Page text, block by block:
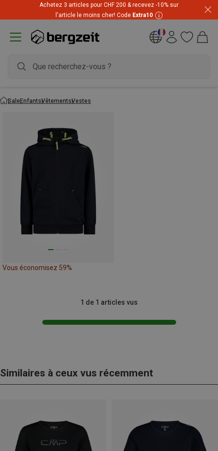
Achetez 3 articles pour CHF 200 & recevez -10% sur
l'article le moins cher! Code Extra10
SaleEnfantsVêtementsVestes
Vous économisez 59%
1 de 1 articles vus
Similaires à ceux vus récemment